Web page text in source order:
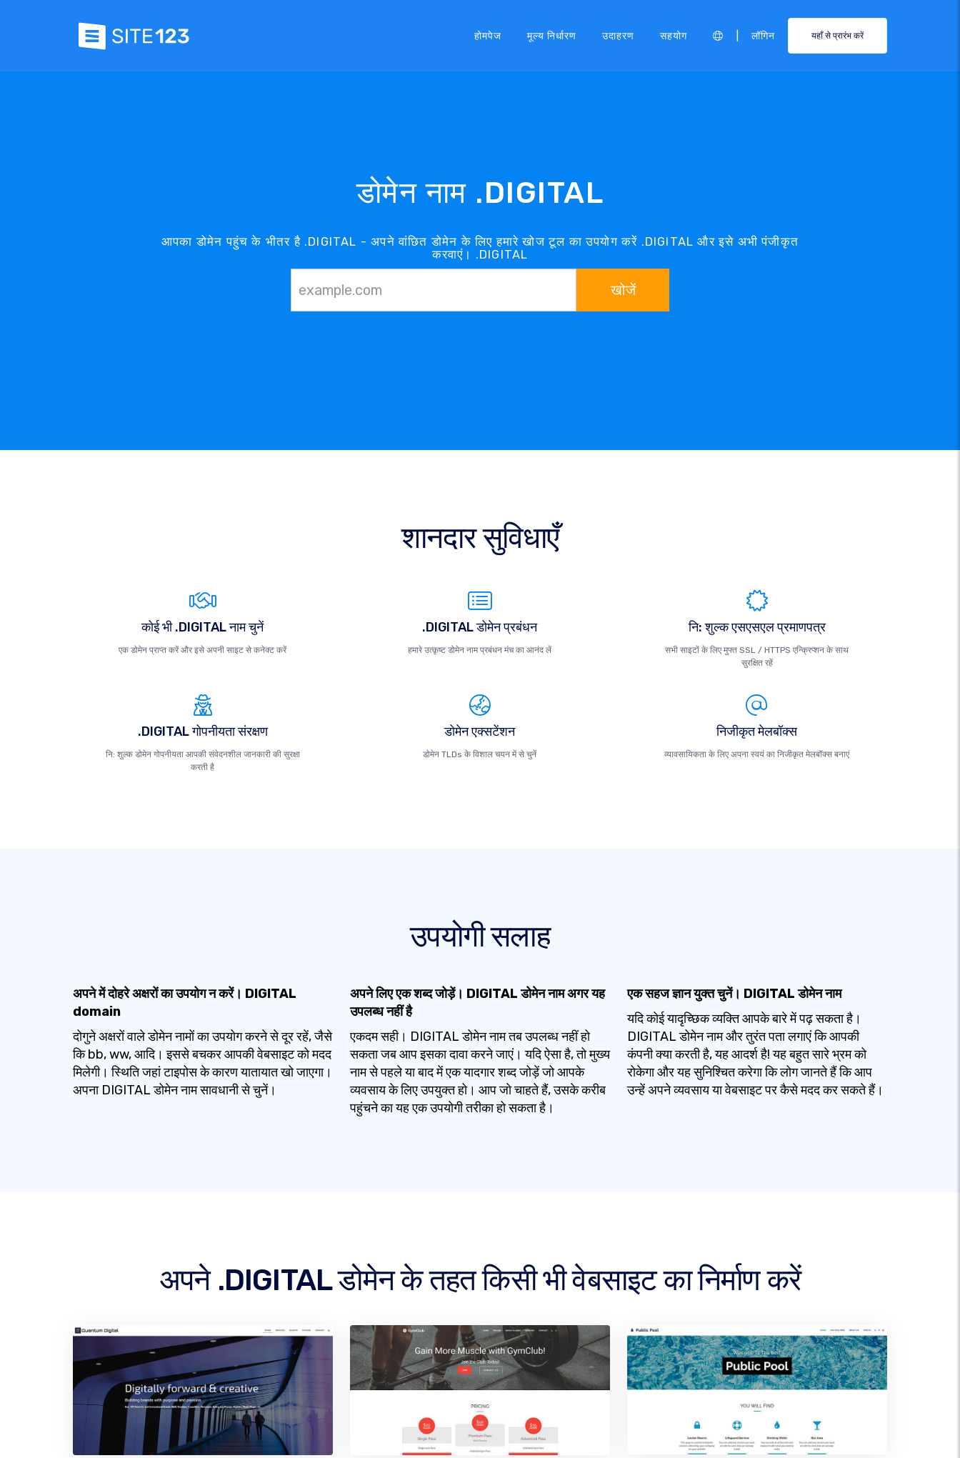
होमपेज मूल्य निर्धारण उदाहरण सहयोग लॉगिन यहाँ से प्रारंभ करें
डोमेन नाम .DIGITAL
आपका डोमेन पहुंच के भीतर है .DIGITAL - अपने वांछित डोमेन के लिए हमारे खोज टूल का उपयोग करें .DIGITAL और इसे अभी पंजीकृत
करवाएं। .DIGITAL
खोजें
शानदार सुविधाएँ
कोई भी .DIGITAL नाम चुनें
एक डोमेन प्राप्त करें और इसे अपनी साइट से कनेक्ट करें
.DIGITAL डोमेन प्रबंधन
हमारे उत्कृष्ट डोमेन नाम प्रबंधन मंच का आनंद लें
नि: शुल्क एसएसएल प्रमाणपत्र
सभी साइटों के लिए मुफ्त SSL / HTTPS एन्क्रिप्शन के साथ
सुरक्षित रहें
.DIGITAL गोपनीयता संरक्षण
नि: शुल्क डोमेन गोपनीयता आपकी संवेदनशील जानकारी की सुरक्षा
करती है
डोमेन एक्सटेंशन
डोमेन TLDs के विशाल चयन में से चुनें
निजीकृत मेलबॉक्स
व्यावसायिकता के लिए अपना स्वयं का निजीकृत मेलबॉक्स बनाएं
उपयोगी सलाह
अपने में दोहरे अक्षरों का उपयोग न करें। DIGITAL
domain
दोगुने अक्षरों वाले डोमेन नामों का उपयोग करने से दूर रहें, जैसे
कि bb, ww, आदि। इससे बचकर आपकी वेबसाइट को मदद
मिलेगी। स्थिति जहां टाइपोस के कारण यातायात खो जाएगा।
अपना DIGITAL डोमेन नाम सावधानी से चुनें।
अपने लिए एक शब्द जोड़ें। DIGITAL डोमेन नाम अगर यह
उपलब्ध नहीं है
एकदम सही। DIGITAL डोमेन नाम तब उपलब्ध नहीं हो
सकता जब आप इसका दावा करने जाएं। यदि ऐसा है, तो मुख्य
नाम से पहले या बाद में एक यादगार शब्द जोड़ें जो आपके
व्यवसाय के लिए उपयुक्त हो। आप जो चाहते हैं, उसके करीब
पहुंचने का यह एक उपयोगी तरीका हो सकता है।
एक सहज ज्ञान युक्त चुनें। DIGITAL डोमेन नाम
यदि कोई यादृच्छिक व्यक्ति आपके बारे में पढ़ सकता है।
DIGITAL डोमेन नाम और तुरंत पता लगाएं कि आपकी
कंपनी क्या करती है, यह आदर्श है! यह बहुत सारे भ्रम को
रोकेगा और यह सुनिश्चित करेगा कि लोग जानते हैं कि आप
उन्हें अपने व्यवसाय या वेबसाइट पर कैसे मदद कर सकते हैं।
अपने .DIGITAL डोमेन के तहत किसी भी वेबसाइट का निर्माण करें